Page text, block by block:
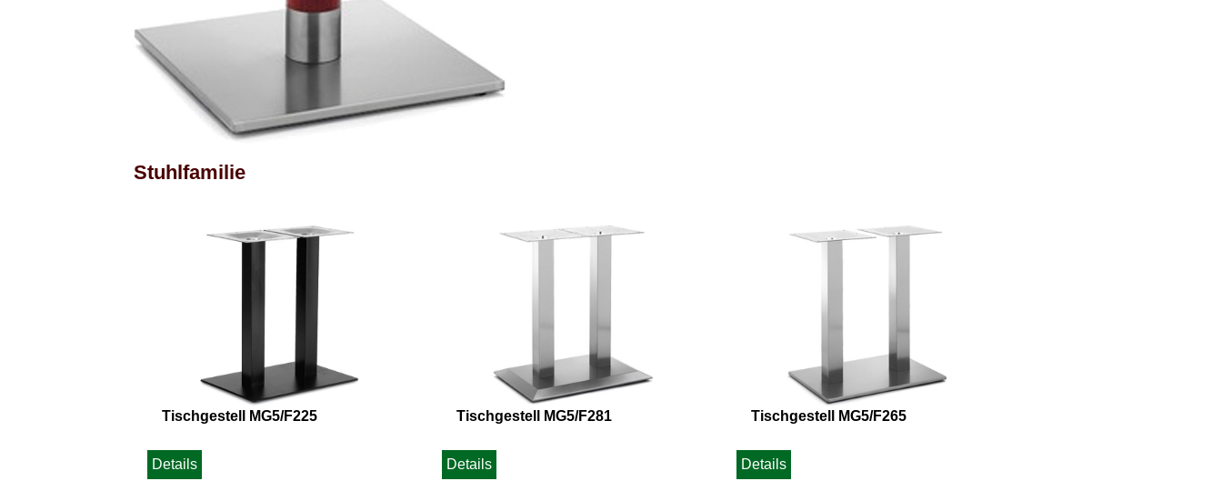
Stuhlfamilie
Tischgestell MG5/F225
Details
Tischgestell MG5/F281
Details
Tischgestell MG5/F265
Details